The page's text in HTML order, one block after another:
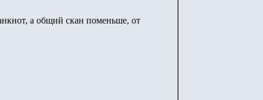
а общий скан поменьше, от